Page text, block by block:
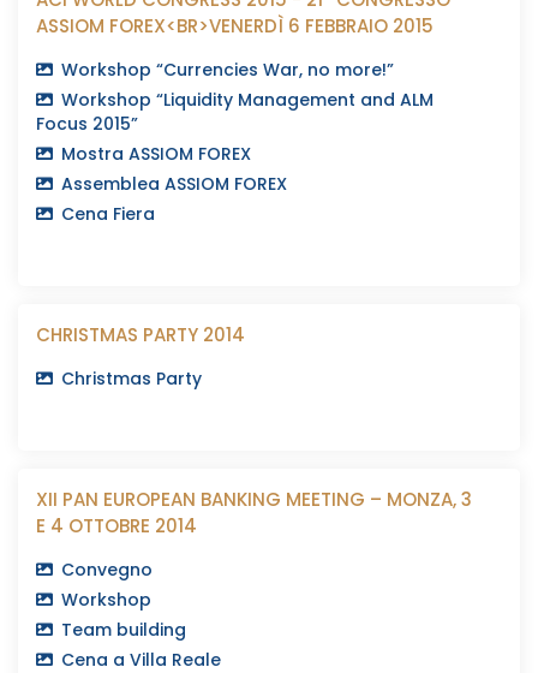
ASSIOM FOREX<BR>VENERDÌ 6 FEBBRAIO 2015
Workshop “Currencies War, no more!”
Workshop “Liquidity Management and ALM
Focus 2015”
Mostra ASSIOM FOREX
Assemblea ASSIOM FOREX
Cena Fiera
CHRISTMAS PARTY 2014
Christmas Party
XII PAN EUROPEAN BANKING MEETING – MONZA, 3
E 4 OTTOBRE 2014
Convegno
Workshop
Team building
Cena a Villa Reale